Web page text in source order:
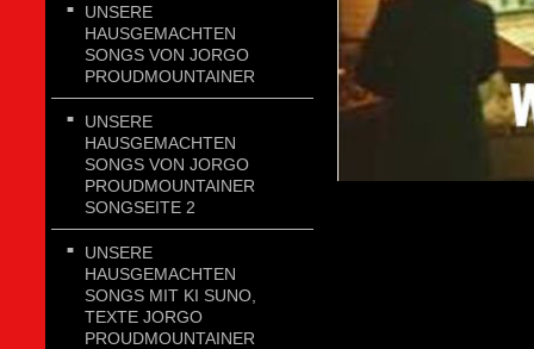
UNSERE
HAUSGEMACHTEN
SONGS VON JORGO
PROUDMOUNTAINER
UNSERE
HAUSGEMACHTEN
SONGS VON JORGO
PROUDMOUNTAINER
SONGSEITE 2
UNSERE
HAUSGEMACHTEN
SONGS MIT KI SUNO,
TEXTE JORGO
PROUDMOUNTAINER